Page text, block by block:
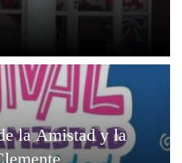
la Amistad y la